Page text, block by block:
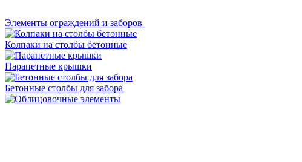
Элементы ограждений и заборов
Колпаки на столбы бетонные
Парапетные крышки
Бетонные столбы для забора